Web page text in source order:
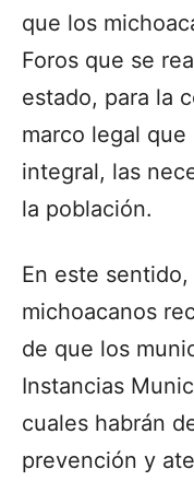
que los
Foros que se
estado, para la
marco legal
integral, las
la población.
En este
michoacanos
de que los
Instancias
cuales habrán
prevención y